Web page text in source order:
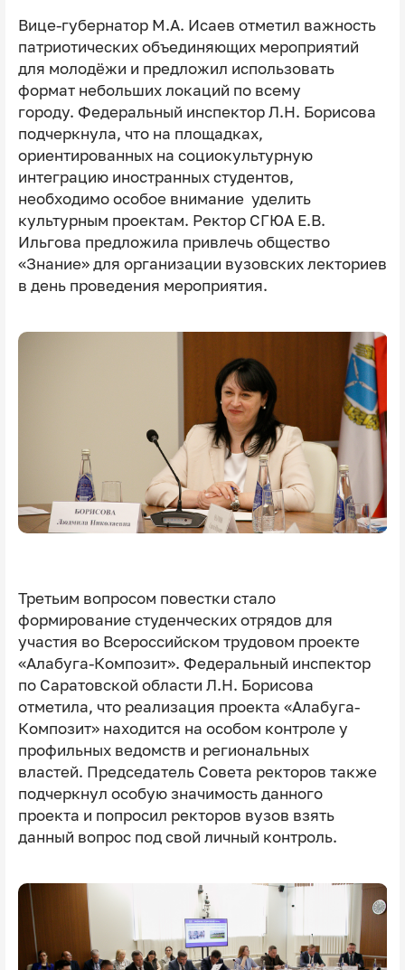
Вице-губернатор М.А. Исаев отметил важность
патриотических объединяющих мероприятий
для молодёжи и предложил использовать
формат небольших локаций по всему
городу. Федеральный инспектор Л.Н. Борисова
подчеркнула, что на площадках,
ориентированных на социокультурную
интеграцию иностранных студентов,
необходимо особое внимание уделить
культурным проектам. Ректор СГЮА Е.В.
Ильгова предложила привлечь общество
«Знание» для организации вузовских лекториев
в день проведения мероприятия.
Третьим вопросом повестки стало
формирование студенческих отрядов для
участия во Всероссийском трудовом проекте
«Алабуга-Композит». Федеральный инспектор
по Саратовской области Л.Н. Борисова
отметила, что реализация проекта «Алабуга-
Композит» находится на особом контроле у
профильных ведомств и региональных
властей. Председатель Совета ректоров также
подчеркнул особую значимость данного
проекта и попросил ректоров вузов взять
данный вопрос под свой личный контроль.